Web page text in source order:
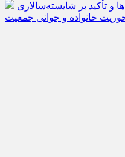
و تأکید بر شایسته‌سالاری
خانواده و جوانی جمعیت